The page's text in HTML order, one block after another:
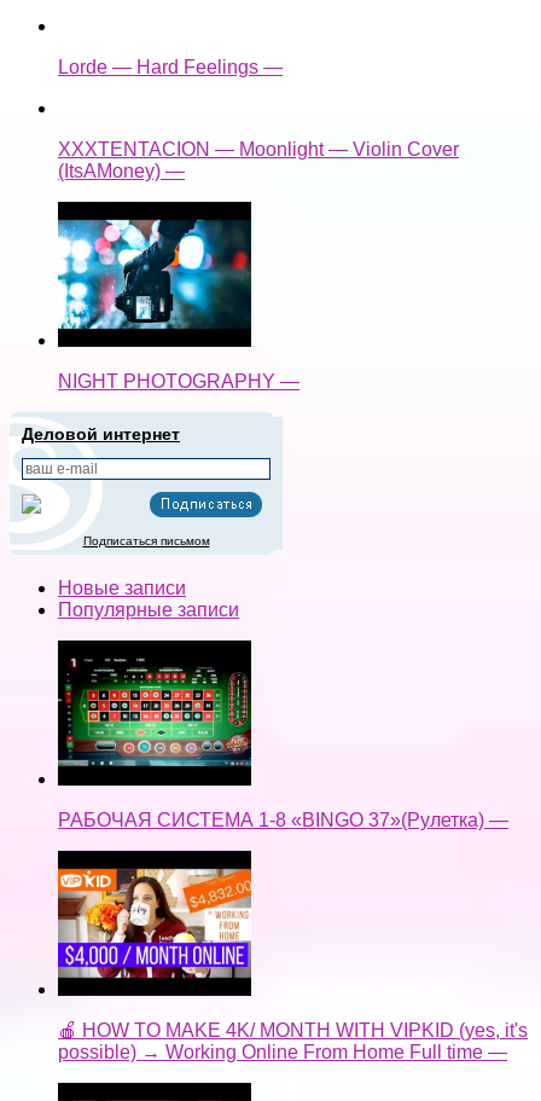
Lorde — Hard Feelings —
XXXTENTACION — Moonlight — Violin Cover
(ItsAMoney) —
NIGHT PHOTOGRAPHY —
Деловой интернет
Подписаться письмом
Новые записи
Популярные записи
РАБОЧАЯ СИСТЕМА 1-8 «BINGO 37»(Рулетка) —
🍎 HOW TO MAKE 4K/ MONTH WITH VIPKID (yes, it's
possible) → Working Online From Home Full time —